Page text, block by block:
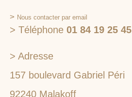
> Nous contacter par email
> Téléphone 01 84 19 25 45
> Adresse
157 boulevard Gabriel Péri
92240 Malakoff